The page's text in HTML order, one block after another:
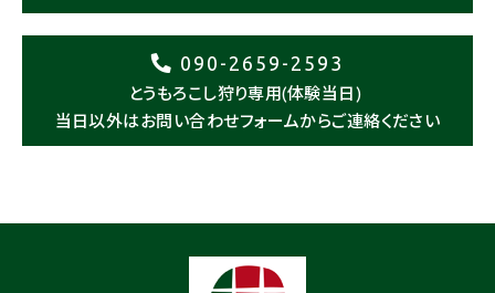
090-2659-2593
とうもろこし狩り専用(体験当日)
当日以外はお問い合わせフォームからご連絡ください